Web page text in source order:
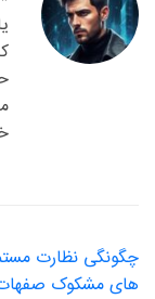
چگونگی نظارت
های مشکوک